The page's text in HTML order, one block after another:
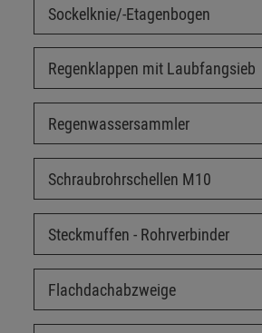
Sockelknie/-Etagenbogen
Regenklappen mit Laubfangsieb
Regenwassersammler
Schraubrohrschellen M10
Steckmuffen - Rohrverbinder
Flachdachabzweige